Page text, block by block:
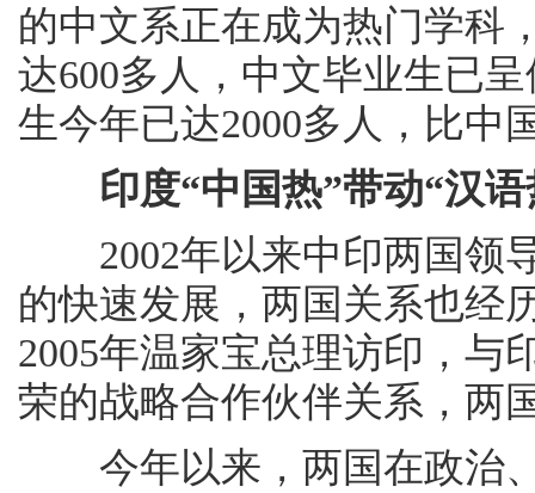
的中文系正在成为热门学科
达600多人，中文毕业生已
生今年已达2000多人，比中
印度“中国热”带动“汉语
2002年以来中印两国领
的快速发展，两国关系也经
2005年温家宝总理访印，与
荣的战略合作伙伴关系，两
今年以来，两国在政治、